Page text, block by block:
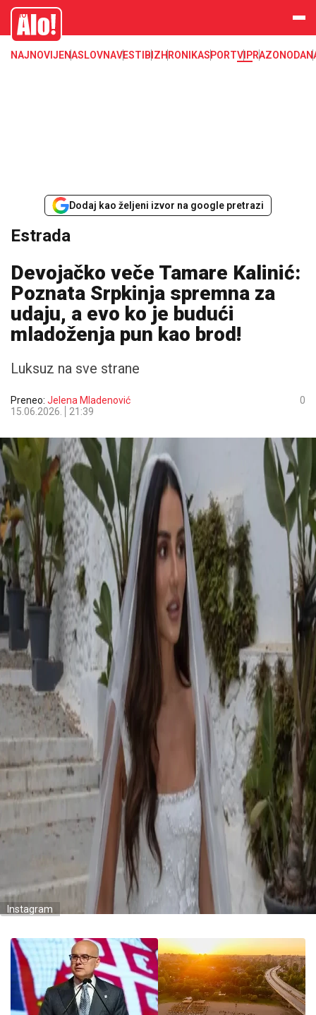
Estrada, poznati, VIP
Alo
NAJNOVIJENASLOVNAVESTI BIZHRONIKASPORTVIPRAZONODA
Dodaj kao željeni izvor na google pretrazi
Estrada
Devojačko veče Tamare Kalinić:
Poznata Srpkinja spremna za
udaju, a evo ko je budući
mladoženja pun kao brod!
Luksuz na sve strane
Preneo: Jelena Mladenović
15.06.2026.
21:39
0
Instagram